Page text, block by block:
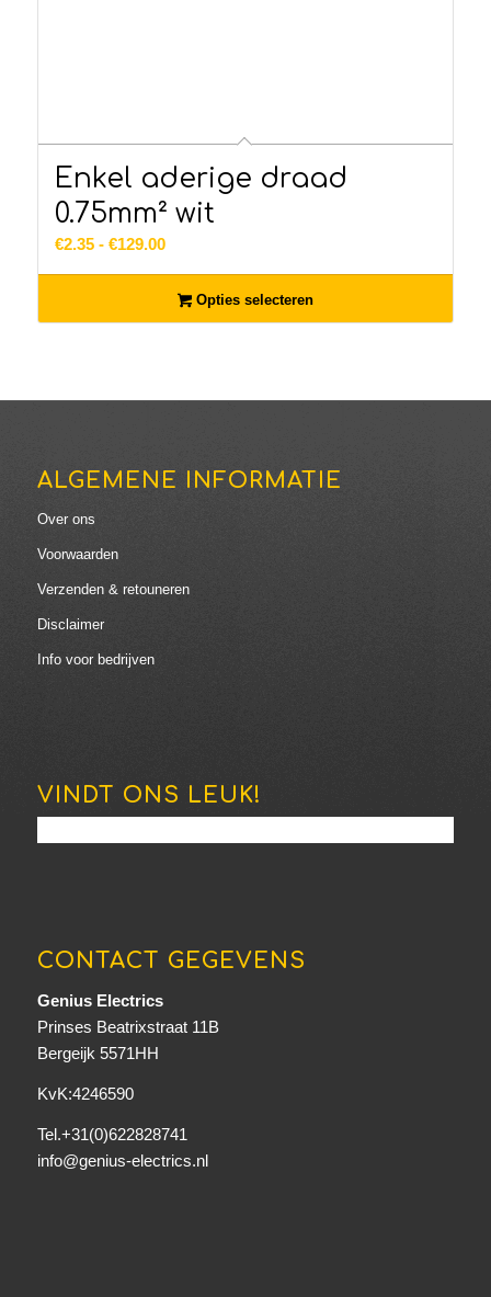
Enkel aderige draad
0.75mm² wit
€2.35 - €129.00Prijsklasse:
€2.35
tot
€129.00
Opties selecteren
ALGEMENE INFORMATIE
Over ons
Voorwaarden
Verzenden & retouneren
Disclaimer
Info voor bedrijven
VINDT ONS LEUK!
CONTACT GEGEVENS
Genius Electrics
Prinses Beatrixstraat 11B
Bergeijk 5571HH
KvK:4246590
Tel.+31(0)622828741
info@genius-electrics.nl